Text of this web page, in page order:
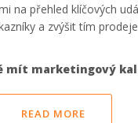
na přehled klíčových
a zvýšit tím
mít marketingový
READ MORE